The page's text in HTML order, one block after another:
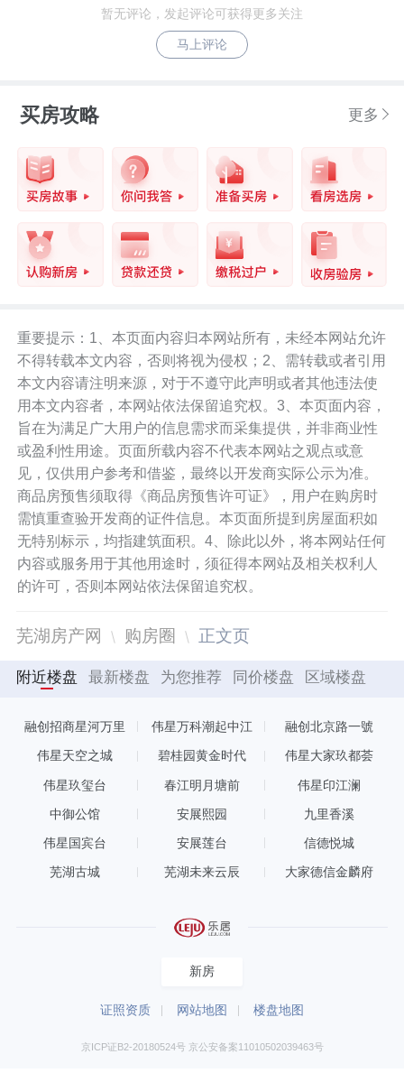
暂无评论，发起评论可获得更多关注
马上评论
买房攻略 更多
重要提示：1、本页面内容归本网站所有，未经本网站允许
不得转载本文内容，否则将视为侵权；2、需转载或者引用
本文内容请注明来源，对于不遵守此声明或者其他违法使
用本文内容者，本网站依法保留追究权。3、本页面内容，
旨在为满足广大用户的信息需求而采集提供，并非商业性
或盈利性用途。页面所载内容不代表本网站之观点或意
见，仅供用户参考和借鉴，最终以开发商实际公示为准。
商品房预售须取得《商品房预售许可证》，用户在购房时
需慎重查验开发商的证件信息。本页面所提到房屋面积如
无特别标示，均指建筑面积。4、除此以外，将本网站任何
内容或服务用于其他用途时，须征得本网站及相关权利人
的许可，否则本网站依法保留追究权。
芜湖房产网 购房圈 正文页
附近楼盘 最新楼盘 为您推荐 同价楼盘 区域楼盘
融创招商星河万里 伟星万科潮起中江 融创北京路一號
伟星天空之城 碧桂园黄金时代 伟星大家玖都荟
伟星玖玺台 春江明月塘前 伟星印江澜
中御公馆 安展熙园 九里香溪
伟星国宾台 安展莲台 信德悦城
芜湖古城 芜湖未来云辰 大家德信金麟府
新房
证照资质 网站地图 楼盘地图
京ICP证B2-20180524号 京公安备案11010502039463号